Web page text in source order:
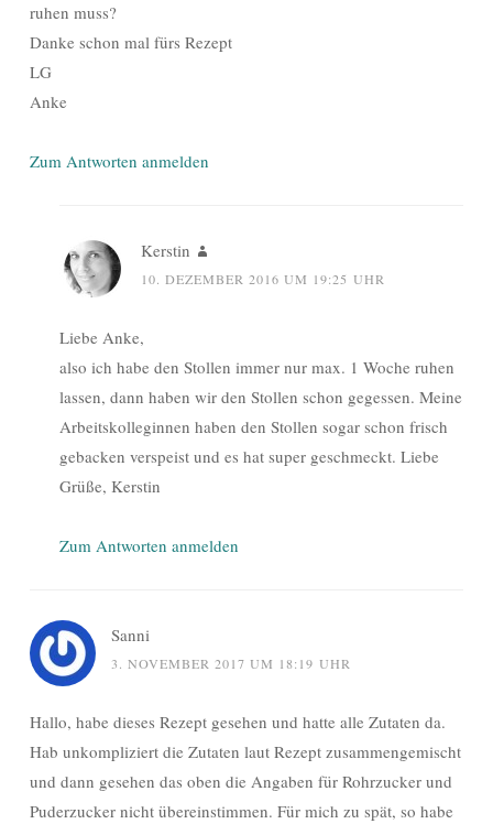
ruhen muss?
Danke schon mal fürs Rezept
LG
Anke
Zum Antworten anmelden
Kerstin
10. DEZEMBER 2016 UM 19:25 UHR
Liebe Anke,
also ich habe den Stollen immer nur max. 1 Woche ruhen
lassen, dann haben wir den Stollen schon gegessen. Meine
Arbeitskolleginnen haben den Stollen sogar schon frisch
gebacken verspeist und es hat super geschmeckt. Liebe
Grüße, Kerstin
Zum Antworten anmelden
Sanni
3. NOVEMBER 2017 UM 18:19 UHR
Hallo, habe dieses Rezept gesehen und hatte alle Zutaten da.
Hab unkompliziert die Zutaten laut Rezept zusammengemischt
und dann gesehen das oben die Angaben für Rohrzucker und
Puderzucker nicht übereinstimmen. Für mich zu spät, so habe